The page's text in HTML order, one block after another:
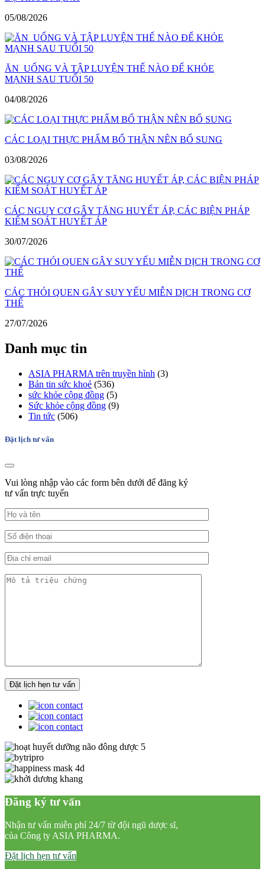
05/08/2026
ĂN UỐNG VÀ TẬP LUYỆN THẾ NÀO ĐỂ KHỎE
MẠNH SAU TUỔI 50
04/08/2026
CÁC LOẠI THỰC PHẨM BỔ THẬN NÊN BỔ SUNG
03/08/2026
CÁC NGUY CƠ GÂY TĂNG HUYẾT ÁP, CÁC BIỆN PHÁP
KIỂM SOÁT HUYẾT ÁP
30/07/2026
CÁC THÓI QUEN GÂY SUY YẾU MIỄN DỊCH TRONG CƠ
THỂ
27/07/2026
Danh mục tin
ASIA PHARMA trên truyền hình (3)
Bản tin sức khoẻ (536)
sức khỏe cộng đồng (5)
Sức khỏe cộng đồng (9)
Tin tức (506)
Đặt lịch tư vấn
Vui lòng nhập vào các form bên dưới để đăng ký
tư vấn trực tuyến
Đăng ký tư vấn
Nhận tư vấn miễn phí 24/7 từ đội ngũ dược sĩ,
của Công ty ASIA PHARMA.
Đặt lịch hẹn tư vấn